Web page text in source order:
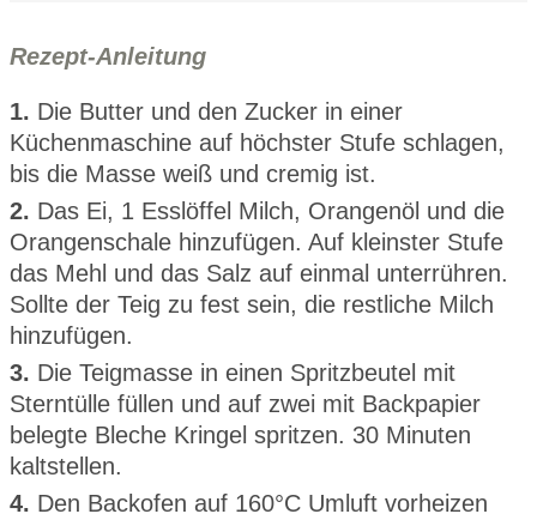
Rezept-Anleitung
1. Die Butter und den Zucker in einer
Küchenmaschine auf höchster Stufe schlagen,
bis die Masse weiß und cremig ist.
2. Das Ei, 1 Esslöffel Milch, Orangenöl und die
Orangenschale hinzufügen. Auf kleinster Stufe
das Mehl und das Salz auf einmal unterrühren.
Sollte der Teig zu fest sein, die restliche Milch
hinzufügen.
3. Die Teigmasse in einen Spritzbeutel mit
Sterntülle füllen und auf zwei mit Backpapier
belegte Bleche Kringel spritzen. 30 Minuten
kaltstellen.
4. Den Backofen auf 160°C Umluft vorheizen